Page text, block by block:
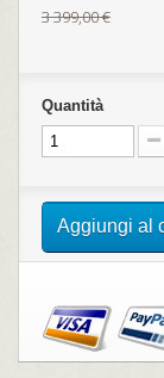
3 399,00 €
Quantità
Aggiungi al